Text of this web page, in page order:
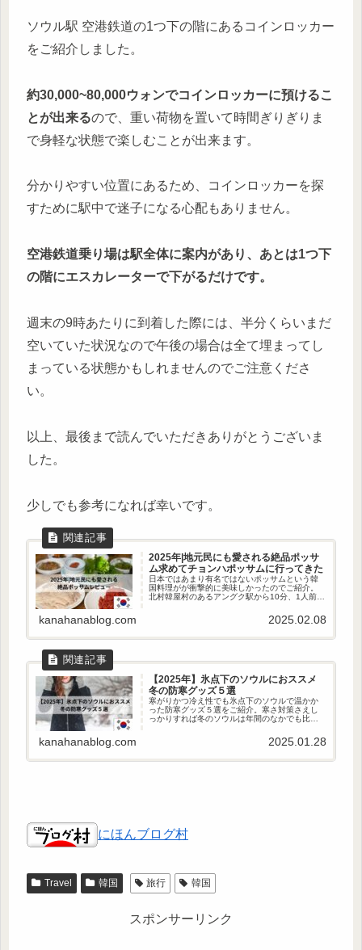
ソウル駅 空港鉄道の1つ下の階にあるコインロッカー
をご紹介しました。
約30,000~80,000ウォンでコインロッカーに預けるこ
とが出来るので、重い荷物を置いて時間ぎりぎりま
で身軽な状態で楽しむことが出来ます。
分かりやすい位置にあるため、コインロッカーを探
すために駅中で迷子になる心配もありません。
空港鉄道乗り場は駅全体に案内があり、あとは1つ下
の階にエスカレーターで下がるだけです。
週末の9時あたりに到着した際には、半分くらいまだ
空いていた状況なので午後の場合は全て埋まってし
まっている状態かもしれませんのでご注意くださ
い。
以上、最後まで読んでいただきありがとうございま
した。
少しでも参考になれば幸いです。
2025年|地元民にも愛される絶品ポッサ
ム求めてチョンハポッサムに行ってきた
日本ではあまり有名ではないポッサムという韓
国料理がが衝撃的に美味しかったのでご紹介。
北村韓屋村のあるアングク駅から10分、1人前か
高いです(^^)/ メニュー、実際に頼んだ時の写真
を載せているので良かったら最後までご覧くだ
kanahanablog.com 2025.02.08
【2025年】氷点下のソウルにおススメ
冬の防寒グッズ５選
寒がりかつ冷え性でも氷点下のソウルで温かか
った防寒グッズ５選をご紹介。寒さ対策さえし
っかりすれば冬のソウルは年間のなかでも比較
しむことが出来ます！ 真冬の韓国に持っていく
べき防寒グッズ、実際に何をきたら温かかった
kanahanablog.com 2025.01.28
にほんブログ村
Travel 韓国 旅行 韓国
スポンサーリンク